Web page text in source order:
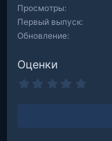
Просмотры
Первый выпуск
Обновление
Оценки